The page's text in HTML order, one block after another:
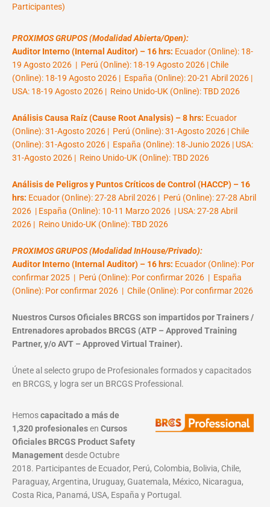
Participantes)
PROXIMOS GRUPOS (Modalidad Abierta/Open):
Auditor Interno (Internal Auditor) – 16 hrs: Ecuador (Online): 18-
19 Agosto 2026 | Perú (Online): 18-19 Agosto 2026 | Chile
(Online): 18-19 Agosto 2026 | España (Online): 20-21 Abril 2026 |
USA: 18-19 Agosto 2026 | Reino Unido-UK (Online): TBD 2026
Análisis Causa Raíz (Cause Root Analysis) – 8 hrs: Ecuador
(Online): 31-Agosto 2026 | Perú (Online): 31-Agosto 2026 | Chile
(Online): 31-Agosto 2026 | España (Online): 18-Junio 2026 | USA:
31-Agosto 2026 | Reino Unido-UK (Online): TBD 2026
Análisis de Peligros y Puntos Críticos de Control (HACCP) – 16
hrs: Ecuador (Online): 27-28 Abril 2026 | Perú (Online): 27-28 Abril
2026 | España (Online): 10-11 Marzo 2026 | USA: 27-28 Abril
2026 | Reino Unido-UK (Online): TBD 2026
PROXIMOS GRUPOS (Modalidad InHouse/Privado):
Auditor Interno (Internal Auditor) – 16 hrs: Ecuador (Online): Por
confirmar 2025 | Perú (Online): Por confirmar 2026 | España
(Online): Por confirmar 2026 | Chile (Online): Por confirmar 2026
Nuestros Cursos Oficiales BRCGS son impartidos por Trainers /
Entrenadores aprobados BRCGS (ATP – Approved Training
Partner, y/o AVT – Approved Virtual Trainer).
Únete al selecto grupo de Profesionales formados y capacitados
en BRCGS, y logra ser un BRCGS Professional.
Hemoscapacitado a más de
1,320 profesionalesen Cursos
Oficiales BRCGS Product Safety
Managementdesde Octubre
2018. Participantes de Ecuador, Perú, Colombia, Bolivia, Chile,
Paraguay, Argentina, Uruguay, Guatemala, México, Nicaragua,
Costa Rica, Panamá, USA, España y Portugal.